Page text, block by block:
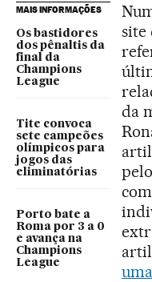
MAIS INFORMAÇÕES
Os bastidores
dos pênaltis da
final da
Champions
League
Tite convoca
sete campeões
olímpicos para
jogos das
eliminatórias
Porto bate a
Roma por 3 a 0
e avança na
Champions
League
site
da